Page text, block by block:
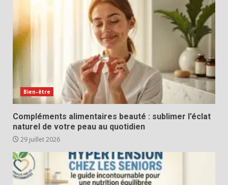
Bien-être
Compléments alimentaires beauté : sublimer l’éclat
naturel de votre peau au quotidien
29 juillet 2026